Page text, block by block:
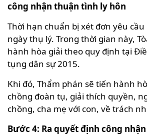
công nhận thuận tình ly hôn
Thời hạn chuẩn bị xét đơn yêu
ngày thụ lý. Trong thời gian này,
hành hòa giải theo quy định tại
tụng dân sự 2015.
Khi đó, Thẩm phán sẽ tiến hành
chồng đoàn tụ, giải thích quyền,
chồng, cha mẹ với con, về trách
Bước 4: Ra quyết định công